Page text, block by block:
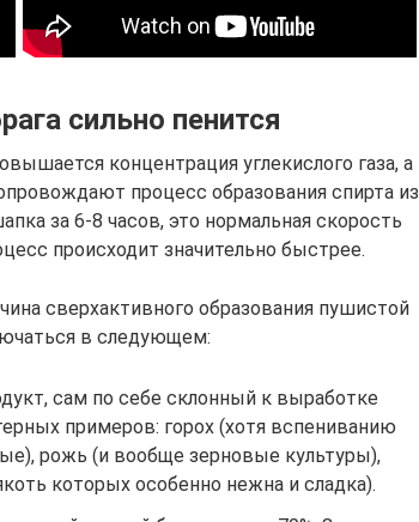
сильно пенится
концентрация углекислого газа, а
процесс образования спирта из
за 6-8 часов, это нормальная скорость
происходит значительно быстрее.
сверхактивного образования пушистой
в следующем:
сам по себе склонный к выработке
примеров: горох (хотя вспениванию
рожь (и вообще зерновые культуры),
которых особенно нежна и сладка).